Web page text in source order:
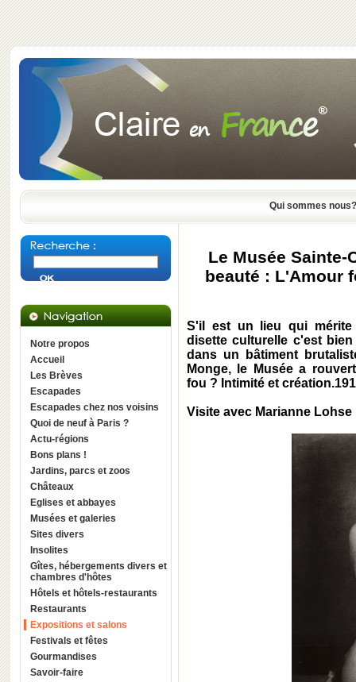
Qui sommes nous?
Notre propos
Accueil
Les Brèves
Escapades
Escapades chez nos voisins
Quoi de neuf à Paris ?
Actu-régions
Bons plans !
Jardins, parcs et zoos
Châteaux
Eglises et abbayes
Musées et galeries
Sites divers
Insolites
Gîtes, hébergements divers et
chambres d'hôtes
Hôtels et hôtels-restaurants
Restaurants
Expositions et salons
Festivals et fêtes
Gourmandises
Savoir-faire
Le Musée
beauté : L'Amour
S'il est un lieu qui mérite
disette culturelle c'est
dans un bâtiment
Monge, le Musée a
fou ? Intimité et
Visite avec Marianne Lohse